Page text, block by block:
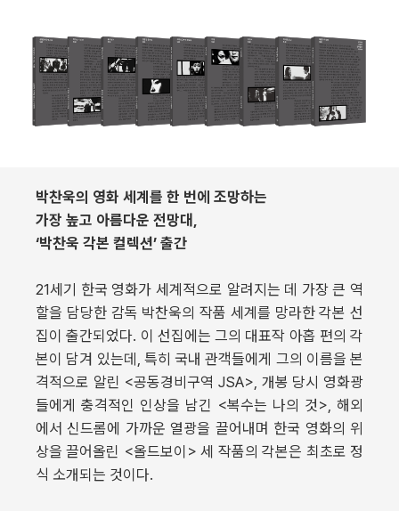
박찬욱의 영화 세계를 한 번에 조망하는
가장 높고 아름다운 전망대,
‘박찬욱 각본 컬렉션’ 출간
21세기 한국 영화가 세계적으로 알려지는 데 가장 큰 역
할을 담당한 감독 박찬욱의 작품 세계를 망라한 각본 선
집이 출간되었다. 이 선집에는 그의 대표작 아홉 편의 각
본이 담겨 있는데, 특히 국내 관객들에게 그의 이름을 본
격적으로 알린 <공동경비구역 JSA>, 개봉 당시 영화광
들에게 충격적인 인상을 남긴 <복수는 나의 것>, 해외
에서 신드롬에 가까운 열광을 끌어내며 한국 영화의 위
상을 끌어올린 <올드보이> 세 작품의 각본은 최초로 정
식 소개되는 것이다.